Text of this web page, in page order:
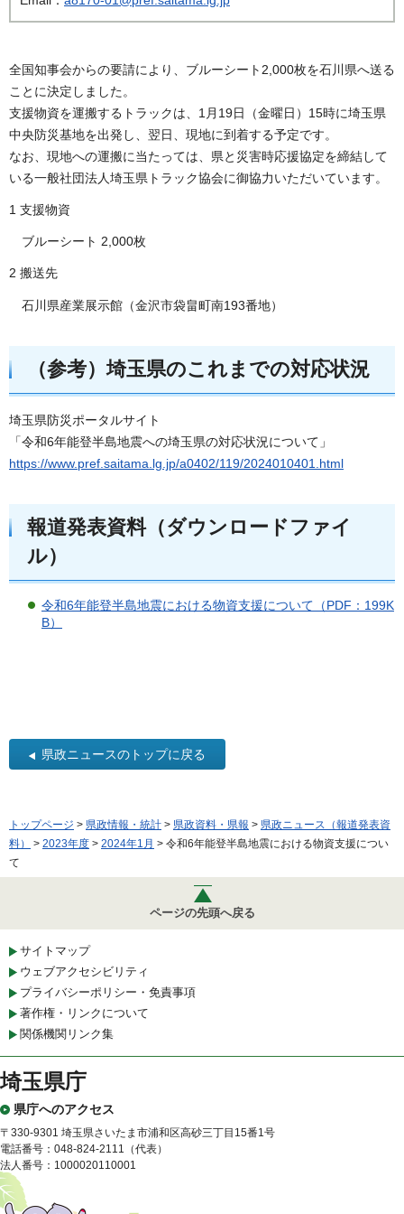
全国知事会からの要請により、ブルーシート2,000枚を石川県へ送る
ことに決定しました。
支援物資を運搬するトラックは、1月19日（金曜日）15時に埼玉県
中央防災基地を出発し、翌日、現地に到着する予定です。
なお、現地への運搬に当たっては、県と災害時応援協定を締結して
いる一般社団法人埼玉県トラック協会に御協力いただいています。
1 支援物資
ブルーシート 2,000枚
2 搬送先
石川県産業展示館（金沢市袋畠町南193番地）
（参考）埼玉県のこれまでの対応状況
埼玉県防災ポータルサイト
「令和6年能登半島地震への埼玉県の対応状況について」
https://www.pref.saitama.lg.jp/a0402/119/2024010401.html
報道発表資料（ダウンロードファイ
ル）
令和6年能登半島地震における物資支援について（PDF：199K
B）
県政ニュースのトップに戻る
トップページ > 県政情報・統計 > 県政資料・県報 > 県政ニュース（報道発表資
料）
> 2023年度 > 2024年1月 > 令和6年能登半島地震における物資支援につい
て
ページの先頭へ戻る
サイトマップ
ウェブアクセシビリティ
プライバシーポリシー・免責事項
著作権・リンクについて
関係機関リンク集
埼玉県庁
県庁へのアクセス
〒330-9301 埼玉県さいたま市浦和区高砂三丁目15番1号
電話番号：048-824-2111（代表）
法人番号：1000020110001